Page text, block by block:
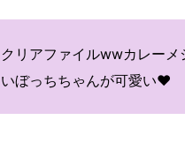
クリアファイルwwカレーメ
いぼっちちゃんが可愛い♥